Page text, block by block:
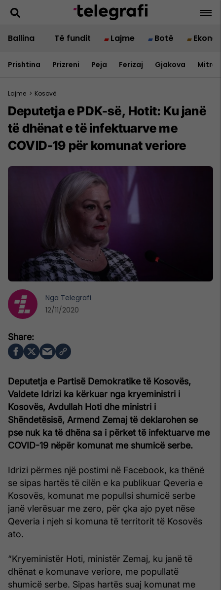
Ballina Të fundit Lajme Botë
Prishtina Prizreni Peja Ferizaj Gjakova
Lajme > Kosovë
Deputetja e PDK-së, Hotit: Ku janë
të dhënat e të infektuarve me
COVID-19 për komunat veriore
Deputetja e Partisë Demokratike të Kosovës,
Valdete Idrizi ka kërkuar nga kryeministri i
Kosovës, Avdullah Hoti dhe ministri i
Shëndetësisë, Armend Zemaj të deklarohen se
pse nuk ka të dhëna sa i përket të infektuarve me
COVID-19 nëpër komunat me shumicë serbe.
Idrizi përmes një postimi në Facebook, ka thënë
se sipas hartës të cilën e ka publikuar Qeveria e
Kosovës, komunat me popullsi shumicë serbe
janë vlerësuar me zero, për çka ajo pyet nëse
Qeveria i njeh si komuna të territorit të Kosovës
ato.
“Kryeministër Hoti, ministër Zemaj, ku janë të
dhënat e komunave veriore, me popullatë
shumicë serbe. Sipas hartës suaj komunat me
Nga Telegrafi
12/11/2020